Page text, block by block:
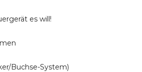
es will!
Buchse-System)